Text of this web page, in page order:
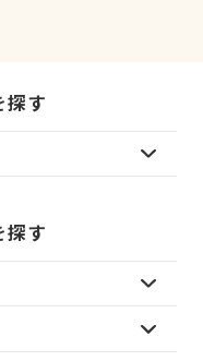
探す
探す